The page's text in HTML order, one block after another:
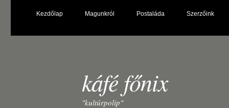
Kezdőlap Magunkról Postaláda Szerzőink
káfé főnix
"kultúrpolip"